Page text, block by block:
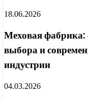
18.06.2026
Меховая фабрика:
выбора и
индустрии
04.03.2026